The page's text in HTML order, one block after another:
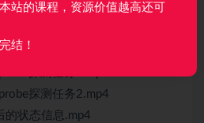
信息到队列.mp4
探测任务2.mp4
的状态信息.mp4
站的课程，资源价值越高还可
结！